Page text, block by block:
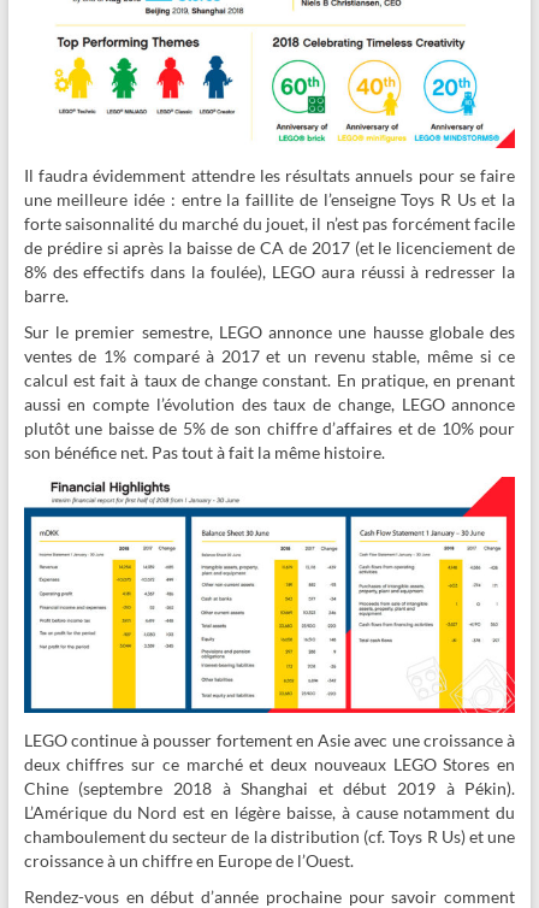
Il faudra évidemment attendre les résultats annuels pour se faire
une meilleure idée : entre la faillite de l’enseigne Toys R Us et la
forte saisonnalité du marché du jouet, il n’est pas forcément facile
de prédire si après la baisse de CA de 2017 (et le licenciement de
8% des effectifs dans la foulée), LEGO aura réussi à redresser la
barre.
Sur le premier semestre, LEGO annonce une hausse globale des
ventes de 1% comparé à 2017 et un revenu stable, même si ce
calcul est fait à taux de change constant. En pratique, en prenant
aussi en compte l’évolution des taux de change, LEGO annonce
plutôt une baisse de 5% de son chiffre d’affaires et de 10% pour
son bénéfice net. Pas tout à fait la même histoire.
LEGO continue à pousser fortement en Asie avec une croissance à
deux chiffres sur ce marché et deux nouveaux LEGO Stores en
Chine (septembre 2018 à Shanghai et début 2019 à Pékin).
L’Amérique du Nord est en légère baisse, à cause notamment du
chamboulement du secteur de la distribution (cf. Toys R Us) et une
croissance à un chiffre en Europe de l’Ouest.
Rendez-vous en début d’année prochaine pour savoir comment